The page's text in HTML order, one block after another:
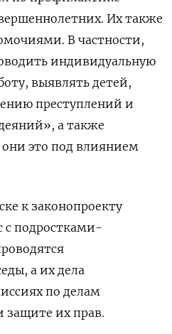
Их также
В частности,
индивидуальную
выявлять детей,
преступлений и
а также
это под влиянием
к законопроекту
с подростками-
а их дела
по делам
защите их прав.